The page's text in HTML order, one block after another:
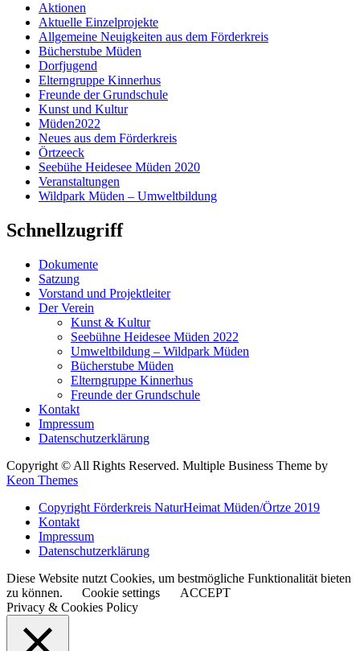
Aktionen
Aktuelle Einzelprojekte
Allgemeine Neuigkeiten aus dem Förderkreis
Bücherstube Müden
Dorfjugend
Elterngruppe Kinnerhus
Freunde der Grundschule
Kunst und Kultur
Müden2022
Neues aus dem Förderkreis
Örtzeeck
Seebühe Heidesee Müden 2020
Veranstaltungen
Wildpark Müden – Umweltbildung
Schnellzugriff
Dokumente
Satzung
Vorstand und Projektleiter
Der Verein
Kunst & Kultur
Seebühne Heidesee Müden 2022
Umweltbildung – Wildpark Müden
Bücherstube Müden
Elterngruppe Kinnerhus
Freunde der Grundschule
Kontakt
Impressum
Datenschutzerklärung
Copyright © All Rights Reserved. Multiple Business Theme by
Keon Themes
Copyright Förderkreis NaturHeimat Müden/Örtze 2019
Kontakt
Impressum
Datenschutzerklärung
Diese Website nutzt Cookies, um bestmögliche Funktionalität bieten
zu können.
Cookie settings
ACCEPT
Privacy & Cookies Policy